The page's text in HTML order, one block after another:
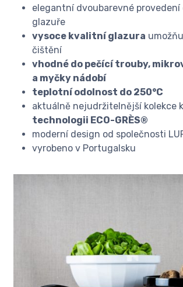
elegantní dvoubarevné
glazuře
vysoce kvalitní glazura
čištění
vhodné do pečící trouby,
a myčky nádobí
teplotní odolnost do 250°C
aktuálně nejudržitelnější kolekce
technologii ECO-GRÈS®
moderní design od společnosti
vyrobeno v Portugalsku